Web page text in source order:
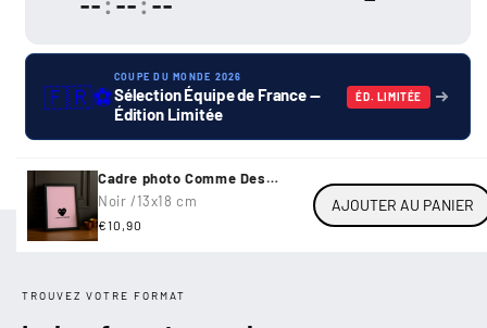
🇫🇷⚽
COUPE DU MONDE 2026
Sélection Équipe de France —
Édition Limitée
ÉD. LIMITÉE
Cadre photo Comme Des
Garçons coeur...
Noir /13x18 cm
Prix
€10,90
AJOUTER AU PANIER
TROUVEZ VOTRE FORMAT